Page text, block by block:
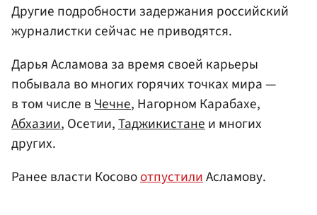
Другие подробности задержания российский
журналистки сейчас не приводятся.
Дарья Асламова за время своей карьеры
побывала во многих горячих точках мира —
в том числе вЧечне, Нагорном Карабахе,
Абхазии, Осетии,Таджикистанеи многих
других.
Ранее власти КосовоотпустилиАсламову.